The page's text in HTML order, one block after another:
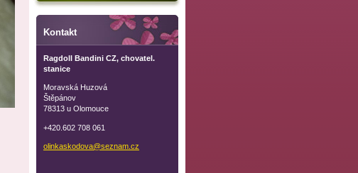
Kontakt
Ragdoll Bandini CZ, chovatel.
stanice
Moravská Huzová
Štěpánov
78313 u Olomouce
+420.602 708 061
olinkaskodova@seznam.cz